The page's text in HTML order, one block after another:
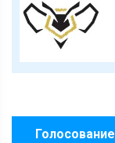
Голосование